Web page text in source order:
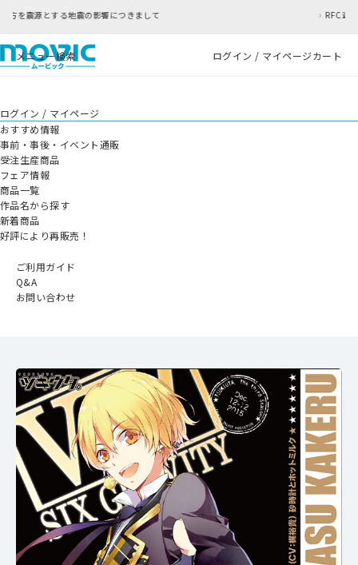
まして RFC違反アドレスのご利用について
メニュー検索 ログイン / マイページカート
ログイン / マイページ
おすすめ情報
事前・事後・イベント通販
受注生産商品
フェア情報
商品一覧
作品名から探す
新着商品
好評により再販売！
ご利用ガイド
Q&A
お問い合わせ